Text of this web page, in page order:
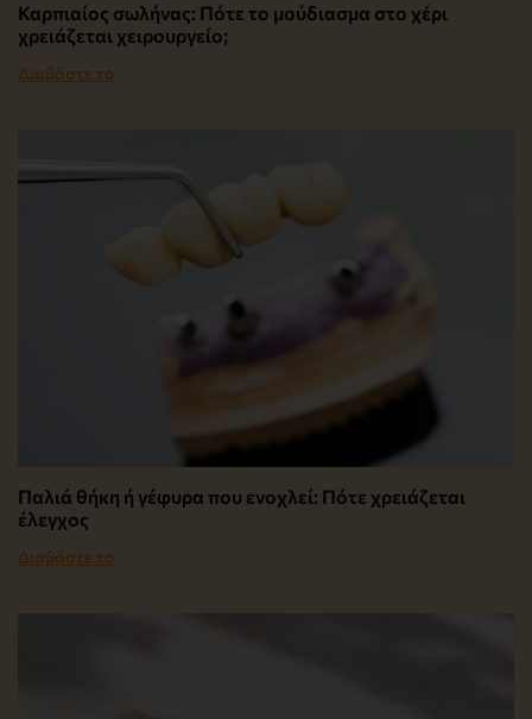
Καρπιαίος σωλήνας: Πότε το μούδιασμα στο χέρι
χρειάζεται χειρουργείο;
Διαβάστε το
Παλιά θήκη ή γέφυρα που ενοχλεί: Πότε χρειάζεται
έλεγχος
Διαβάστε το